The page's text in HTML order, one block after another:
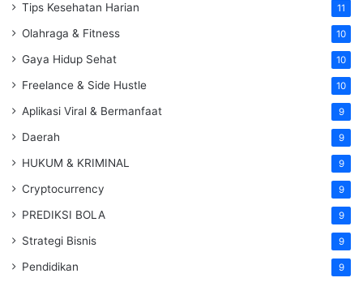
Tips Kesehatan Harian 11
Olahraga & Fitness 10
Gaya Hidup Sehat 10
Freelance & Side Hustle 10
Aplikasi Viral & Bermanfaat 9
Daerah 9
HUKUM & KRIMINAL 9
Cryptocurrency 9
PREDIKSI BOLA 9
Strategi Bisnis 9
Pendidikan 9